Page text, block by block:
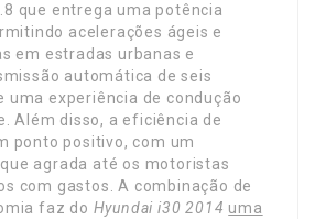
que entrega uma potência
acelerações ágeis e
em estradas urbanas e
automática de seis
uma experiência de condução
Além disso, a eficiência de
ponto positivo, com um
agrada até os motoristas
com gastos. A combinação de
faz do Hyundai i30 2014 uma